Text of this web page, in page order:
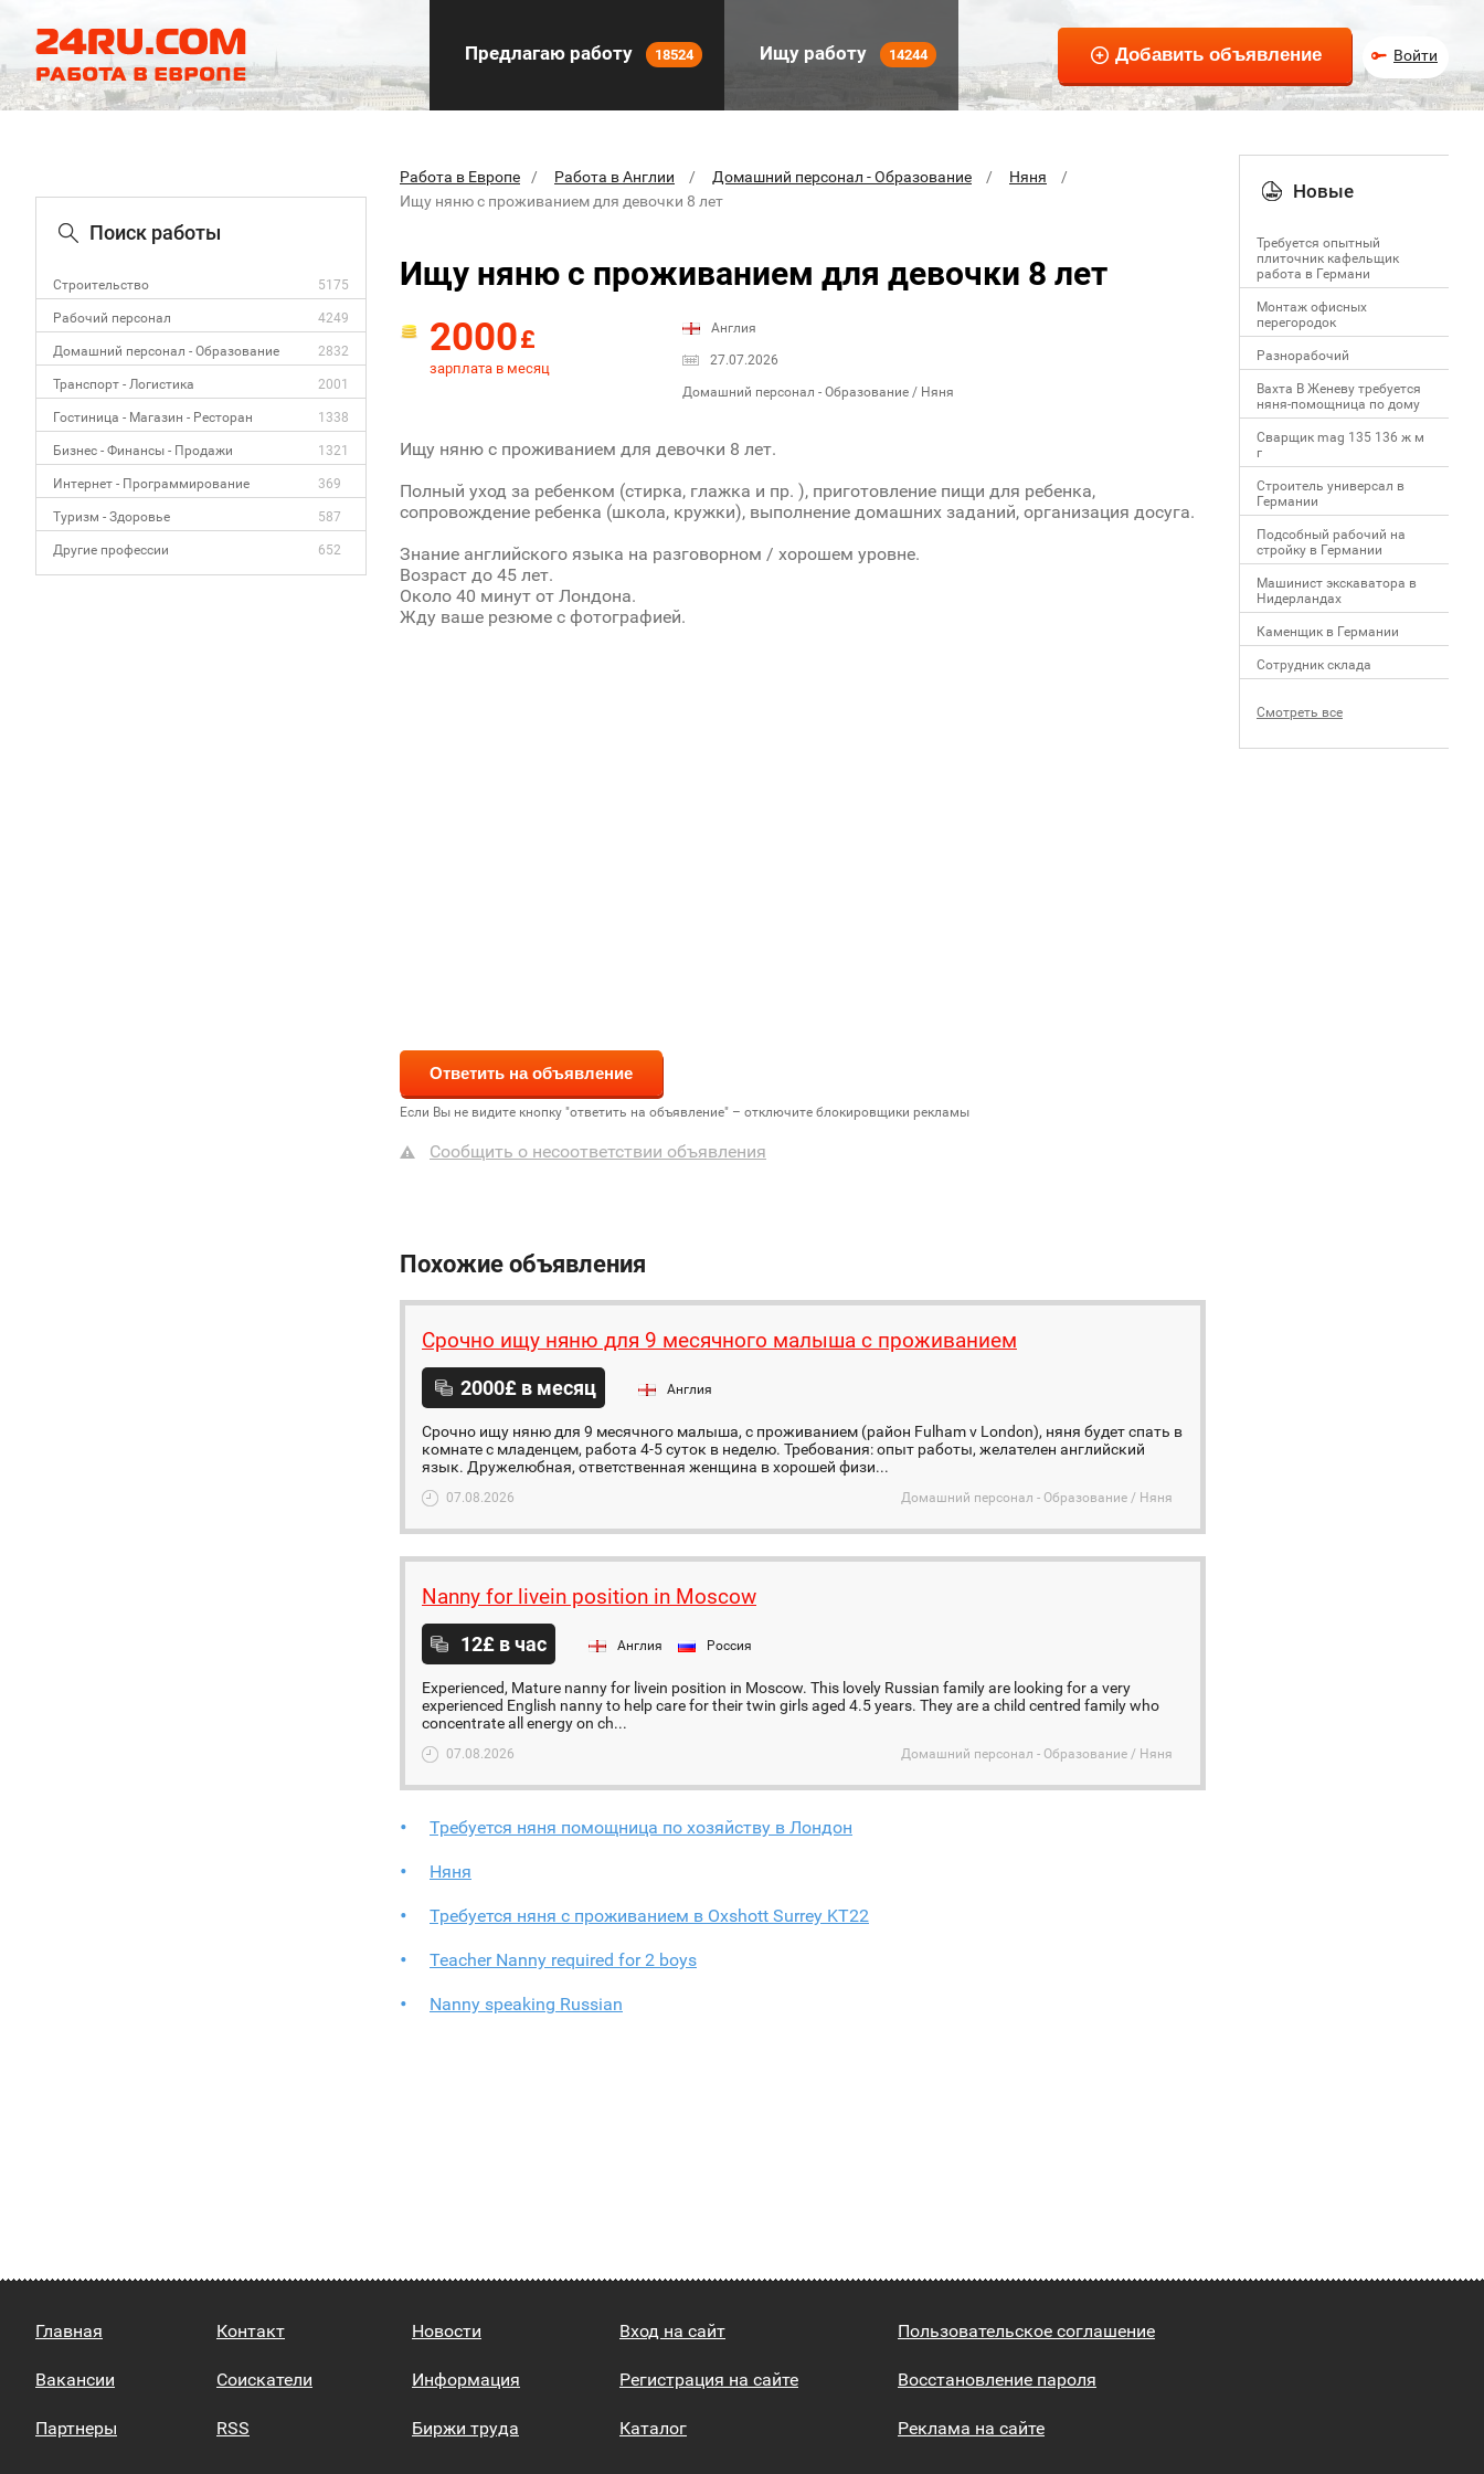
Предлагаю работу 18524 Ищу работу 14244 Войти
Поиск работы
Строительство 5175
Рабочий персонал 4249
Домашний персонал - Образование 2832
Транспорт - Логистика 2001
Гостиница - Магазин - Ресторан 1338
Бизнес - Финансы - Продажи 1321
Интернет - Программирование 369
Туризм - Здоровье 587
Другие профессии 652
Работа в Европе Работа в Англии Домашний персонал - Образование
Няня
Ищу няню с проживанием для девочки 8 лет
Ищу няню с проживанием для девочки 8 лет
2000£
зарплата в месяц
Англия
27.07.2026
Домашний персонал - Образование / Няня
Ищу няню с проживанием для девочки 8 лет.
Полный уход за ребенком (стирка, глажка и пр. ), приготовление пищи для ребенка,
сопровождение ребенка (школа, кружки), выполнение домашних заданий, организация досуга.
Знание английского языка на разговорном / хорошем уровне.
Возраст до 45 лет.
Около 40 минут от Лондона.
Жду ваше резюме с фотографией.
Если Вы не видите кнопку "ответить на объявление" – отключите блокировщики рекламы
Сообщить о несоответствии объявления
Похожие объявления
Срочно ищу няню для 9 месячного малыша с проживанием
2000£ в месяц Англия
Срочно ищу няню для 9 месячного малыша, с проживанием (район Fulham v London), няня будет спать в
комнате с младенцем, работа 4-5 суток в неделю. Требования: опыт работы, желателен английский
язык. Дружелюбная, ответственная женщина в хорошей физи...
07.08.2026 Домашний персонал - Образование / Няня
Nanny for livein position in Moscow
12£ в час Англия Россия
Experienced, Mature nanny for livein position in Moscow. This lovely Russian family are looking for a very
experienced English nanny to help care for their twin girls aged 4.5 years. They are a child centred family who
concentrate all energy on ch...
07.08.2026 Домашний персонал - Образование / Няня
Требуется няня помощница по хозяйству в Лондон
Няня
Требуется няня с проживанием в Oxshott Surrey KT22
Teacher Nanny required for 2 boys
Nanny speaking Russian
Новые
Требуется опытный
плиточник кафельщик
работa в Германи
Mонтаж офисных
перегородок
Разнорабочий
Вахта В Женеву требуется
няня-помощница по дому
Сварщик mag 135 136 ж м
г
Строитель универсал в
Германии
Подсобный рабочий на
стройку в Германии
Машинист экскаватора в
Нидерландах
Каменщик в Германии
Сотрудник склада
Смотреть все
Главная
Вакансии
Партнеры
Контакт
Соискатели
RSS
Новости
Информация
Биржи труда
Вход на сайт
Регистрация на сайте
Каталог
Пользовательское соглашение
Восстановление пароля
Реклама на сайте